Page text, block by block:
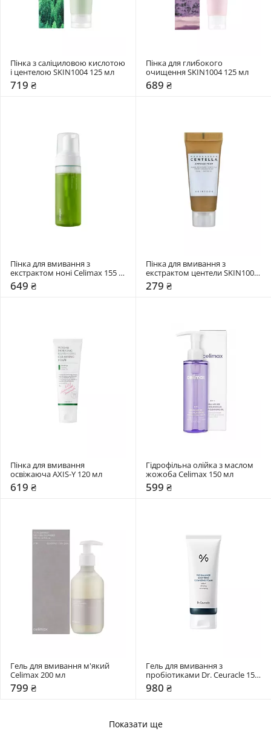
Пінка з саліциловою кислотою
і центелою SKIN1004 125 мл
719 ₴
Пінка для глибокого
очищення SKIN1004 125 мл
689 ₴
Пінка для вмивання з
екстрактом ноні Celimax 155
мл
649 ₴
Пінка для вмивання з
екстрактом центели SKIN1004
20 мл
279 ₴
Пінка для вмивання
освіжаюча AXIS-Y 120 мл
619 ₴
Гідрофільна олійка з маслом
жожоба Celimax 150 мл
599 ₴
Гель для вмивання м'який
Celimax 200 мл
799 ₴
Гель для вмивання з
пробіотиками Dr. Ceuracle 150
мл
980 ₴
Показати ще